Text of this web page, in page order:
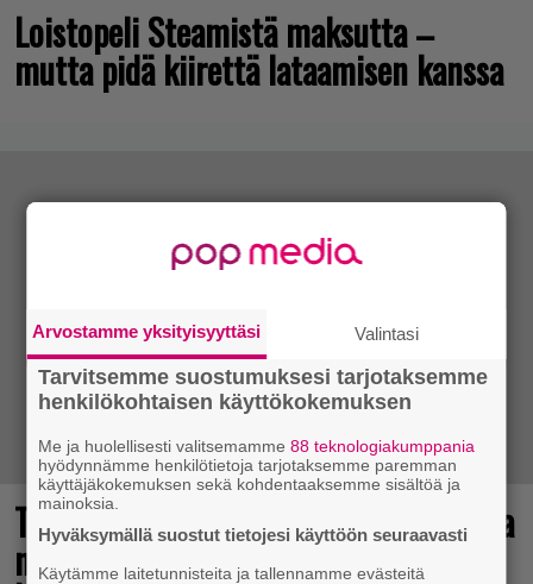
Loistopeli Steamistä maksutta –
mutta pidä kiirettä lataamisen kanssa
Tulevasta Resident Evil -uusioversiosta
näyttäisi tulevan menestys – jo yli
Arvostamme yksityisyyttäsi Valintasi
Tarvitsemme suostumuksesi tarjotaksemme
henkilökohtaisen käyttökokemuksen
Me ja huolellisesti valitsemamme88 teknologiakumppania
hyödynnämme henkilötietoja tarjotaksemme paremman
käyttäjäkokemuksen sekä kohdentaaksemme sisältöä ja
mainoksia.
Hyväksymällä suostut tietojesi käyttöön seuraavasti
Käytämme laitetunnisteita ja tallennamme evästeitä